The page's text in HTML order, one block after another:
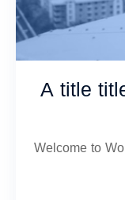
A title
Welcome to